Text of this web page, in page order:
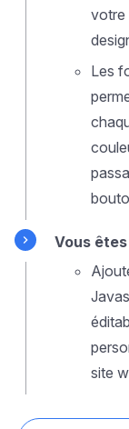
votre
Les
Vous
site